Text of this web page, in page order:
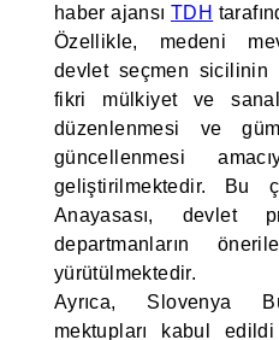
haber ajansı TDH
Özellikle, medeni
devlet seçmen sicilinin
fikri mülkiyet ve sanal
düzenlenmesi ve
güncellenmesi
geliştirilmektedir. Bu
Anayasası, devlet
departmanların
yürütülmektedir.
Ayrıca, Slovenya
mektupları kabul